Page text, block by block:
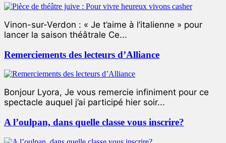
Vinon-sur-Verdon : « Je t’aime à l’italienne » pour
lancer la saison théâtrale Ce...
Remerciements des lecteurs d’Alliance
Bonjour Lyora, Je vous remercie infiniment pour ce
spectacle auquel j’ai participé hier soir...
A l’oulpan, dans quelle classe vous inscrire?